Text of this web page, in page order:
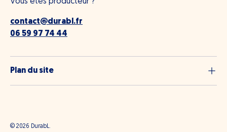
contact@durabl.fr
06 59 97 74 44
Plan du site
© 2026 DurabL.